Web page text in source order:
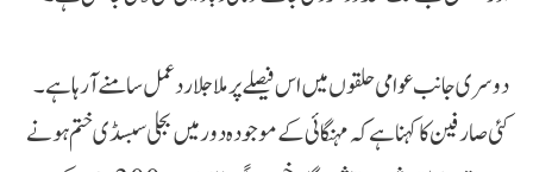
دوسری جانب عوامی حلقوں میں اس فیصلے پر ملا جلا ردعمل سامنے آ رہا ہے۔
کئی صارفین کا کہنا ہے کہ مہنگائی کے موجودہ دور میں بجلی سبسڈی ختم ہونے